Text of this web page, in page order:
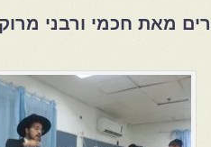
מאת חכמי ורבני